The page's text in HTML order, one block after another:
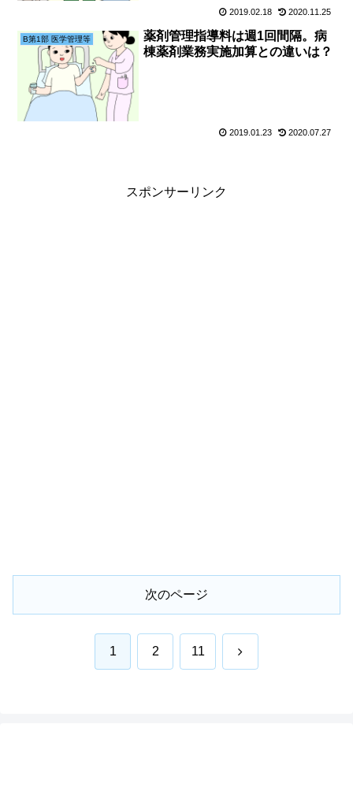
2019.02.18 2020.11.25
B第1部 医学管理等
薬剤管理指導料は週1回間隔。病
棟薬剤業務実施加算との違いは？
2019.01.23 2020.07.27
スポンサーリンク
次のページ
1 2 11 次